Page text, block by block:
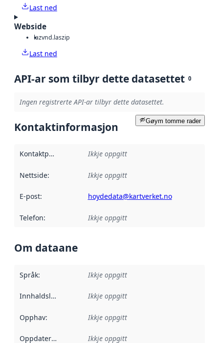
Last ned
Webside
lazvnd.laszip
Last ned
API-ar som tilbyr dette datasettet 0
Ingen registrerte API-ar tilbyr dette datasettet.
Gøym tomme rader
Kontaktinformasjon
Kontaktpunkt Ikkje oppgitt
Nettside: Ikkje oppgitt
E-post: hoydedata@kartverket.no
Telefon: Ikkje oppgitt
Om dataane
Språk: Ikkje oppgitt
Innhaldsleverandørar :
Ikkje oppgitt
Opphav: Ikkje oppgitt
Oppdateringsfrekvens :
Ikkje oppgitt